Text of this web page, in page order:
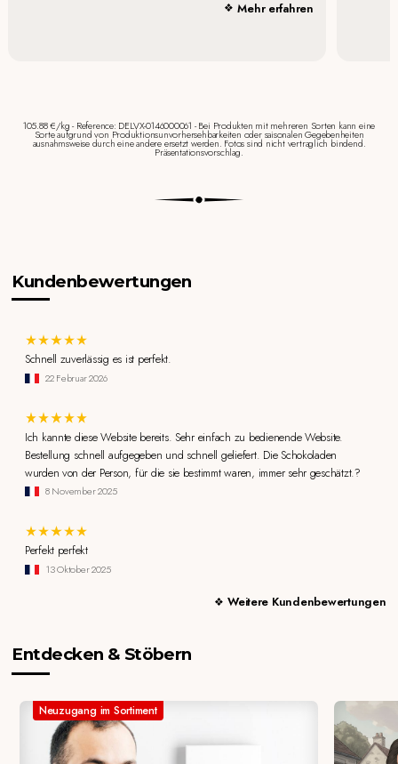
Mehr erfahren
105.88 €/kg - Reference: DELVX-0146000061 - Bei Produkten mit mehreren Sorten kann eine
Sorte aufgrund von Produktionsunvorhersehbarkeiten oder saisonalen Gegebenheiten
ausnahmsweise durch eine andere ersetzt werden. Fotos sind nicht vertraglich bindend.
Präsentationsvorschlag.
Kundenbewertungen
Schnell zuverlässig es ist perfekt.
22 Februar 2026
Ich kannte diese Website bereits. Sehr einfach zu bedienende Website.
Bestellung schnell aufgegeben und schnell geliefert. Die Schokoladen
wurden von der Person, für die sie bestimmt waren, immer sehr geschätzt.?
8 November 2025
Perfekt perfekt
13 Oktober 2025
Weitere Kundenbewertungen
Entdecken & Stöbern
Neuzugang im Sortiment